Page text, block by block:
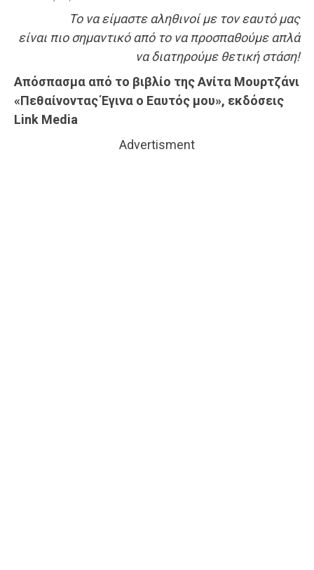
Το να είμαστε αληθινοί με τον εαυτό μας
είναι πιο σημαντικό από το να προσπαθούμε απλά
να διατηρούμε θετική στάση!
Απόσπασμα από το βιβλίο της Ανίτα Μουρτζάνι
«Πεθαίνοντας Έγινα ο Εαυτός μου», εκδόσεις
Link Media
Advertisment